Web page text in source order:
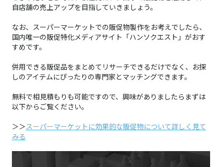
自店舗の売上アップを目指していきましょう。
なお、スーパーマーケットでの販促物製作をお考えでしたら、
国内唯一の販促特化メディアサイト「ハンソクエスト」がおす
すめです。
併用できる販促品をまとめてリサーチできるだけでなく、お探
しのアイテムにぴったりの専門家とマッチングできます。
無料で相見積もりも可能ですので、興味がありましたらまずは
以下からご覧ください。
＞＞スーパーマーケットに効果的な販促物について詳しく見て
みる